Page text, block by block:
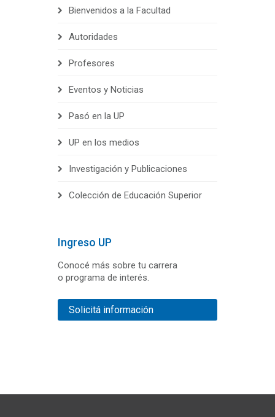
Bienvenidos a la Facultad
Autoridades
Profesores
Eventos y Noticias
Pasó en la UP
UP en los medios
Investigación y Publicaciones
Colección de Educación Superior
Ingreso UP
Conocé más sobre tu carrera
o programa de interés.
Solicitá información